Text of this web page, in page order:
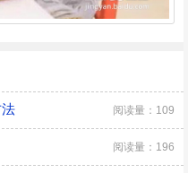
阅读量：109
阅读量：196